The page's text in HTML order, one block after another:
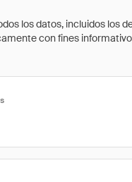
los datos, incluidos los
con fines